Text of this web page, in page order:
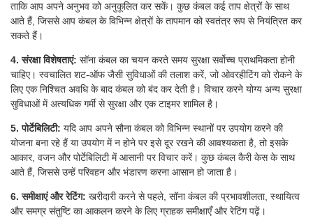
ताकि आप अपने अनुभव को अनुकूलित कर सकें। कुछ कंबल कई ताप क्षेत्रों के साथ
आते हैं, जिससे आप कंबल के विभिन्न क्षेत्रों के तापमान को स्वतंत्र रूप से नियंत्रित कर
सकते हैं।
4. संरक्षा विशेषताएं: सॉना कंबल का चयन करते समय सुरक्षा सर्वोच्च प्राथमिकता होनी
चाहिए। स्वचालित शट-ऑफ जैसी सुविधाओं की तलाश करें, जो ओवरहीटिंग को रोकने के
लिए एक निश्चित अवधि के बाद कंबल को बंद कर देती है। विचार करने योग्य अन्य सुरक्षा
सुविधाओं में अत्यधिक गर्मी से सुरक्षा और एक टाइमर शामिल है।
5. पोर्टेबिलिटी: यदि आप अपने सौना कंबल को विभिन्न स्थानों पर उपयोग करने की
योजना बना रहे हैं या उपयोग में न होने पर इसे दूर रखने की आवश्यकता है, तो इसके
आकार, वजन और पोर्टेबिलिटी में आसानी पर विचार करें। कुछ कंबल कैरी केस के साथ
आते हैं, जिससे उन्हें परिवहन और भंडारण करना आसान हो जाता है।
6. समीक्षाएं और रेटिंग: खरीदारी करने से पहले, सॉना कंबल की प्रभावशीलता, स्थायित्व
और समग्र संतुष्टि का आकलन करने के लिए ग्राहक समीक्षाएँ और रेटिंग पढ़ें।